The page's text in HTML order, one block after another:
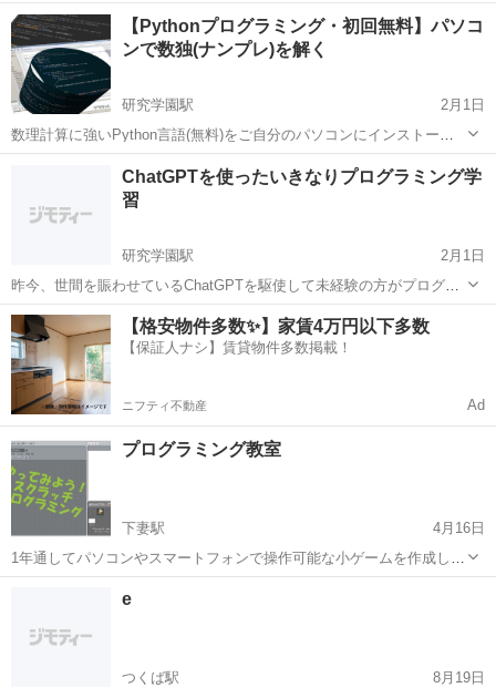
ために、無料のハンズオン開発講座をご用意いたしました。 当講座
は、東京を中心に全国ですでに2600名以上の参加者が参加している人
気講座です。 http:...
茨城 水戸市 プログラミング
【Pythonプログラミング・初回無料】パソコ
ンで数独(ナンプレ)を解く
研究学園駅
2月1日
数理計算に強いPython言語(無料)をご自分のパソコンにインストール
し、基本文法やアルゴリズム(処理手順)を学んで最終的に数独問題を解
くプログラムを作ります。経験者は数独以外に足し算クロス(カックロ)
やループコース(スリザ...
研究学園駅 プログラミング Python
ChatGPTを使ったいきなりプログラミング学
習
研究学園駅
2月1日
昨今、世間を賑わせているChatGPTを駆使して未経験の方がプログラ
ミングを独習できるようにサポートするIT学習コースです。従来コー
スでは、まず"Hello World！"という簡単な文を表示するコードを書く
のに必要な文法・...
茨城 つくば市 研究学園駅 プログラミング 難易度
【格安物件多数✨】家賃4万円以下多数
【保証人ナシ】賃貸物件多数掲載！
ニフティ不動産 Ad
プログラミング教室
下妻駅
4月16日
1年通してパソコンやスマートフォンで操作可能な小ゲームを作成しま
す。 スクラッチという扱いやすいソフトを利用しています。 丁寧に教
えてくれるので、初めてでも安心！！ 小学4年生以上対象 金曜日（月3
回） 1...
e
つくば駅
8月19日